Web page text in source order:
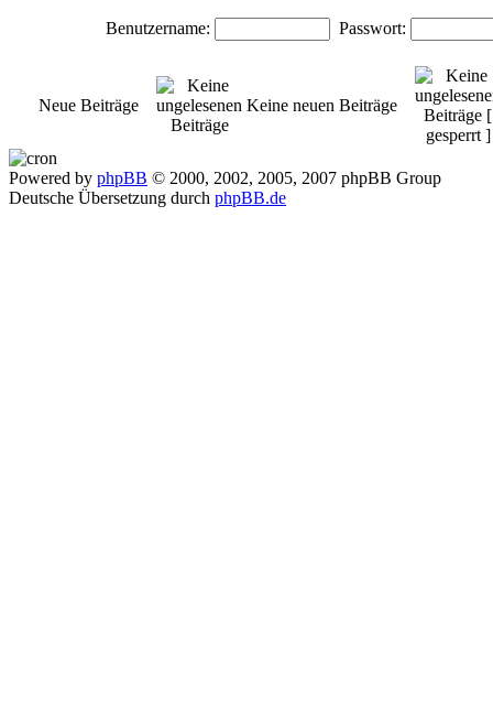
Benutzername: Passwort:
Neue Beiträge Keine neuen Beiträge
Powered by phpBB © 2000, 2002, 2005, 2007 phpBB Group
Deutsche Übersetzung durch phpBB.de